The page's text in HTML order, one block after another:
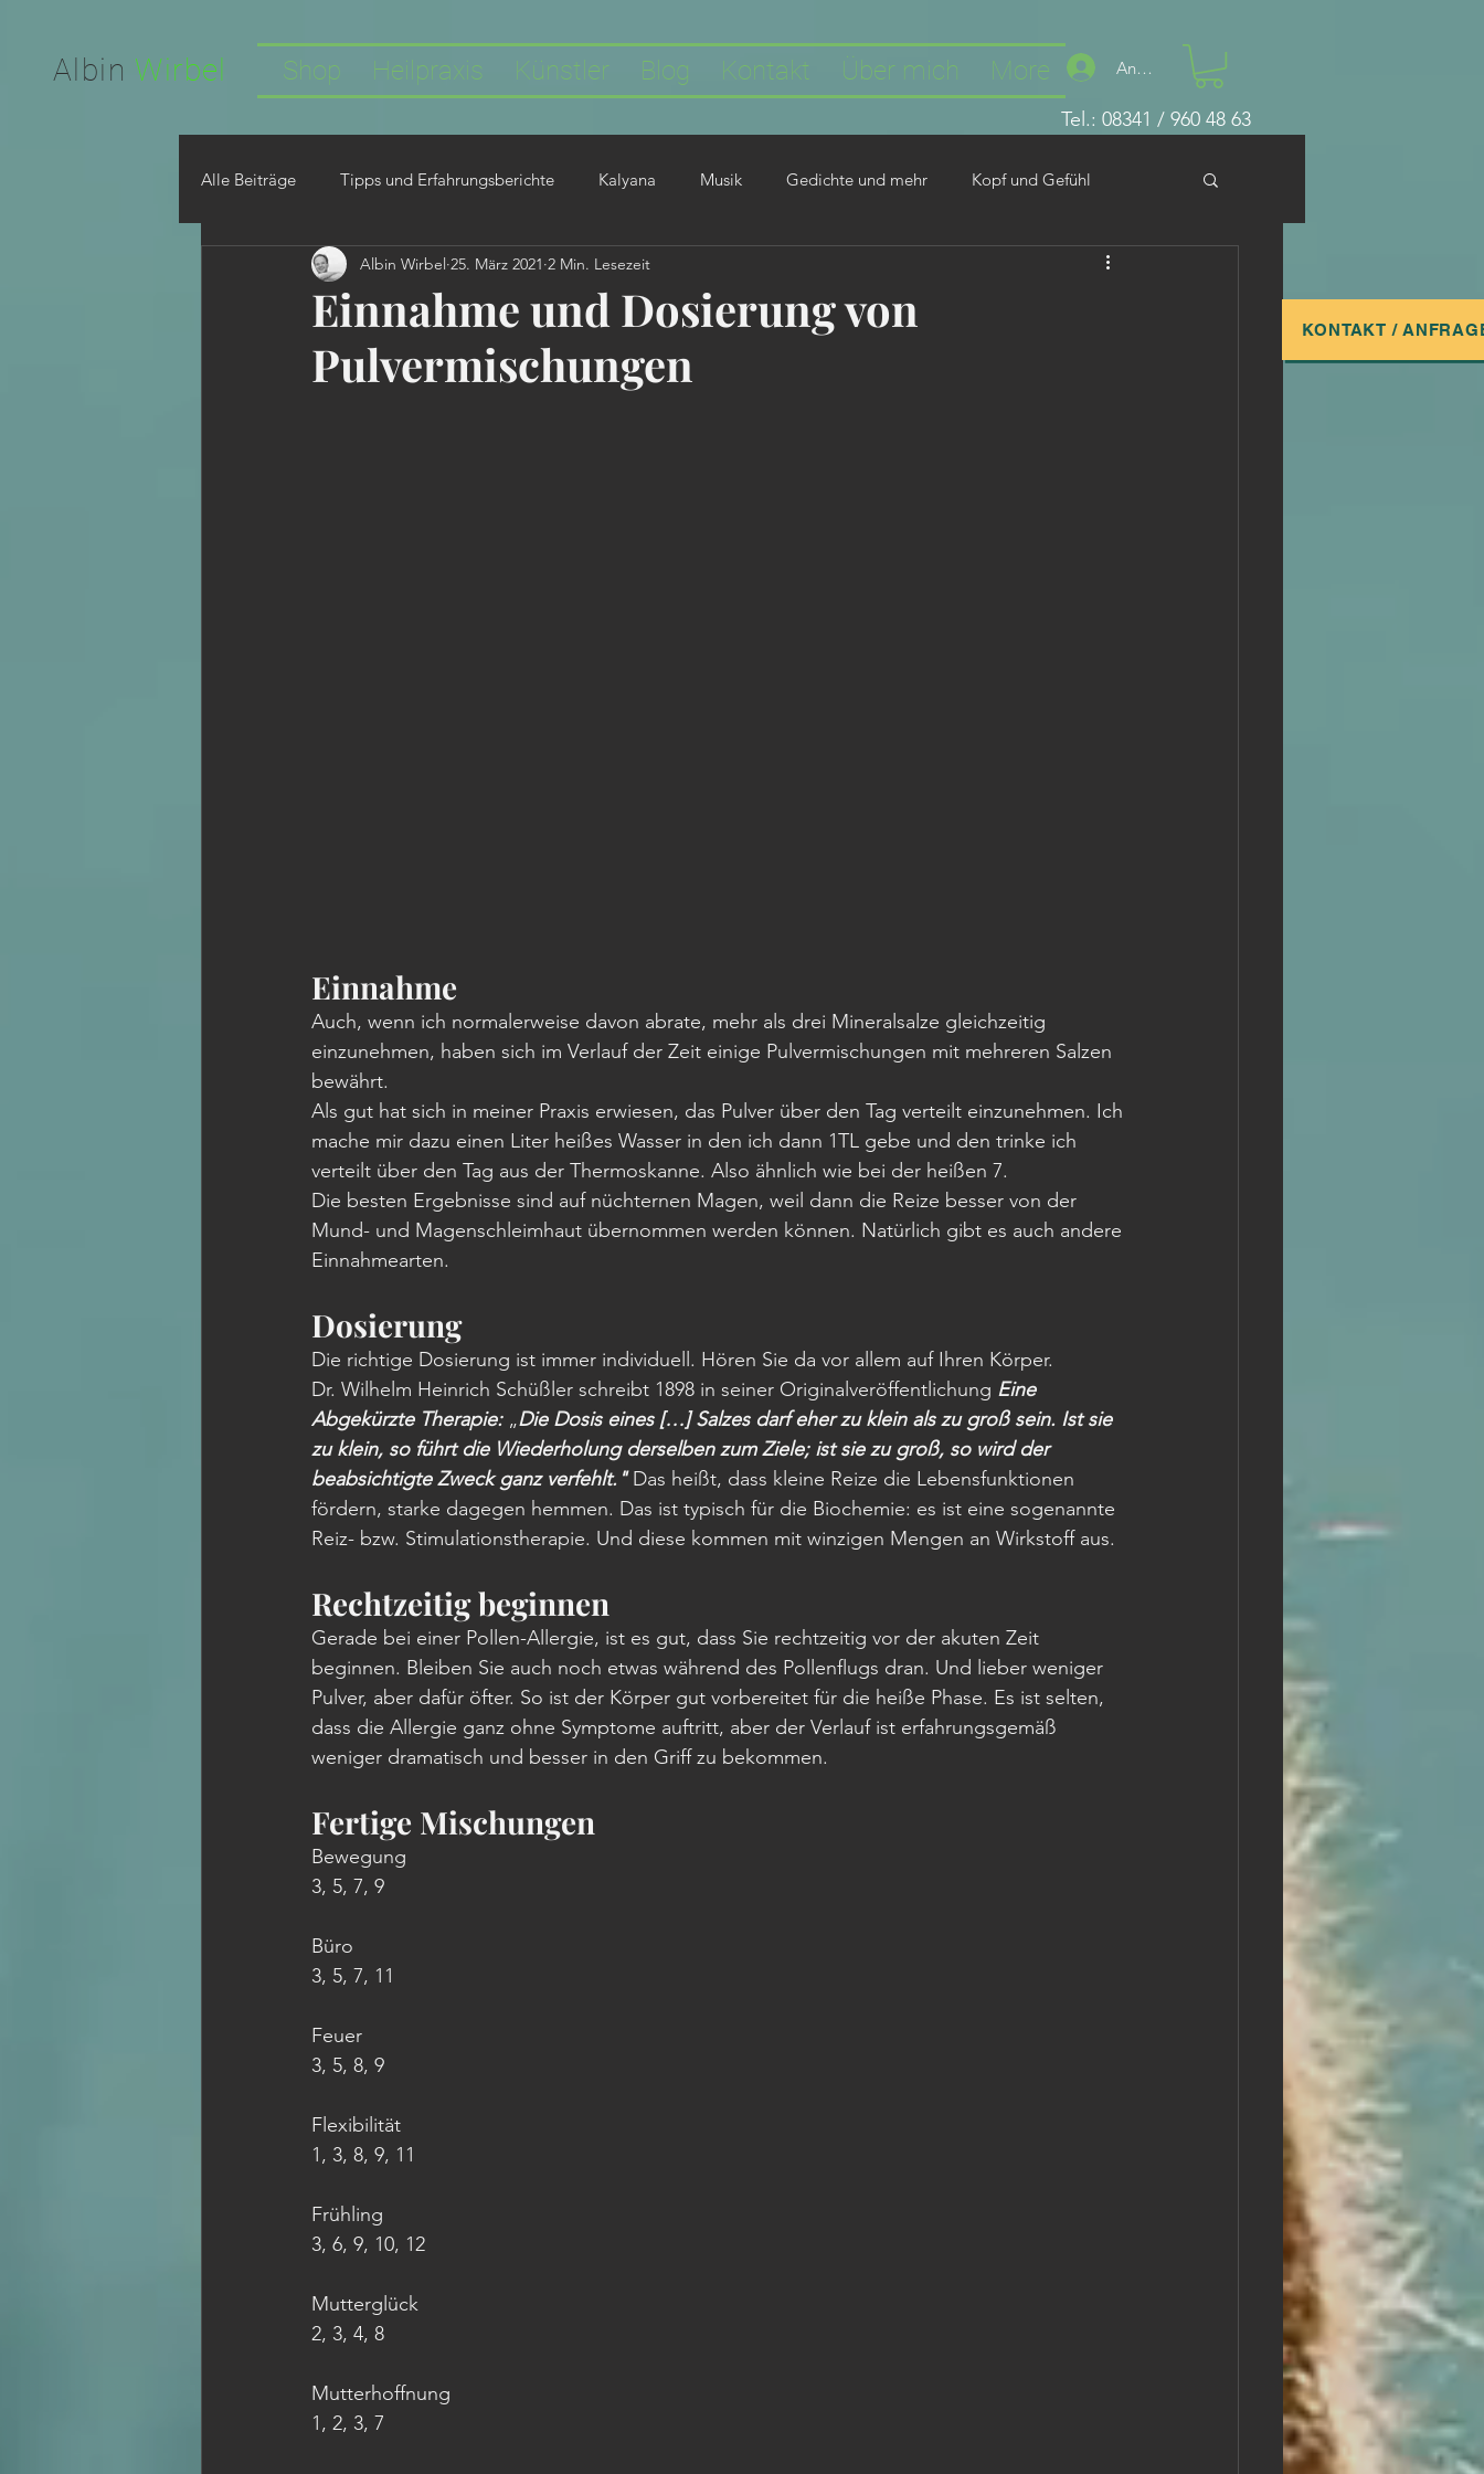
Shop Heilpraxis Künstler Blog Kontakt Über mich More
Albin Wirbel Anmelden
Tel.: 08341 / 960 48 63
Alle Beiträge Tipps und Erfahrungsberichte Kalyana Musik Gedichte und mehr Kopf und Gefühl
Einnahme und Dosierung von
Pulvermischungen
Albin Wirbel 25. März 2021 2 Min. Lesezeit
Einnahme
Auch, wenn ich normalerweise davon abrate, mehr als drei Mineralsalze gleichzeitig
einzunehmen, haben sich im Verlauf der Zeit einige Pulvermischungen mit mehreren Salzen
bewährt.
Als gut hat sich in meiner Praxis erwiesen, das Pulver über den Tag verteilt einzunehmen. Ich
mache mir dazu einen Liter heißes Wasser in den ich dann 1TL gebe und den trinke ich
verteilt über den Tag aus der Thermoskanne. Also ähnlich wie bei der heißen 7.
Die besten Ergebnisse sind auf nüchternen Magen, weil dann die Reize besser von der
Mund- und Magenschleimhaut übernommen werden können. Natürlich gibt es auch andere
Einnahmearten.
Dosierung
Die richtige Dosierung ist immer individuell. Hören Sie da vor allem auf Ihren Körper.
Dr. Wilhelm Heinrich Schüßler schreibt 1898 in seiner Originalveröffentlichung Eine
Abgekürzte Therapie: „Die Dosis eines […] Salzes darf eher zu klein als zu groß sein. Ist sie
zu klein, so führt die Wiederholung derselben zum Ziele; ist sie zu groß, so wird der
beabsichtigte Zweck ganz verfehlt." Das heißt, dass kleine Reize die Lebensfunktionen
fördern, starke dagegen hemmen. Das ist typisch für die Biochemie: es ist eine sogenannte
Reiz- bzw. Stimulationstherapie. Und diese kommen mit winzigen Mengen an Wirkstoff aus.
Rechtzeitig beginnen
Gerade bei einer Pollen-Allergie, ist es gut, dass Sie rechtzeitig vor der akuten Zeit
beginnen. Bleiben Sie auch noch etwas während des Pollenflugs dran. Und lieber weniger
Pulver, aber dafür öfter. So ist der Körper gut vorbereitet für die heiße Phase. Es ist selten,
dass die Allergie ganz ohne Symptome auftritt, aber der Verlauf ist erfahrungsgemäß
weniger dramatisch und besser in den Griff zu bekommen.
Fertige Mischungen
Bewegung
3, 5, 7, 9
Büro
3, 5, 7, 11
Feuer
3, 5, 8, 9
Flexibilität
1, 3, 8, 9, 11
Frühling
3, 6, 9, 10, 12
Mutterglück
2, 3, 4, 8
Mutterhoffnung
1, 2, 3, 7
KONTAKT /